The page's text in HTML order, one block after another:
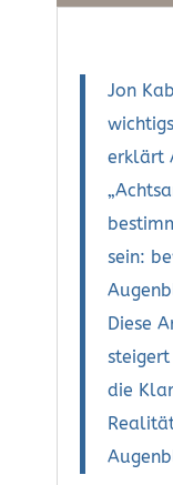
Jon
erklärt
sein:
Diese
die